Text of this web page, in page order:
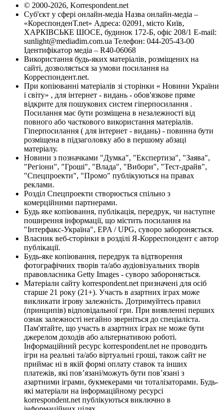
© 2000-2026, Korrespondent.net
Суб'єкт у сфері онлайн-медіа Назва онлайн-медіа –
«КореспонденТ.net» Адреса: 02091, місто Київ,
ХАРКІВСЬКЕ ШОСЕ, будинок 172-Б, офіс 208/1 E-mail:
sunlight@mediadim.com.ua Телефон: 044-205-43-00
Ідентифікатор медіа – R40-06068
Використання будь-яких матеріалів, розміщених на
сайті, дозволяється за умови посилання на
Корреспондент.net.
При копіюванні матеріалів зі сторінки « Новини України
і світу» , для інтернет - видань - обов'язкове пряме
відкрите для пошукових систем гіперпосилання .
Посилання має бути розміщена в незалежності від
повного або часткового використання матеріалів.
Гіперпосилання ( для інтернет - видань) - повинна бути
розміщена в підзаголовку або в першому абзаці
матеріалу.
Новини з позначками "Думка", "Експертиза", "Заява",
"Регіони", "Гроші", "Влада", "Вибори", "Тест-драйв",
"Спецпроекти", "Промо" публікуються на правах
реклами.
Розділ Спецпроекти створюється спільно з
комерційними партнерами.
Будь яке копіювання, публікація, передрук, чи наступне
поширення інформації, що містить посилання на
"Інтерфакс-Україна", EPA / UPG, суворо забороняється.
Власник веб-сторінки в розділі Я-Корреспондент є автор
публікації.
Будь-яке копіювання, передрук та відтворення
фотографічних творів та/або аудіовізуальних творів
правовласника Getty Images - суворо забороняється.
Матеріали сайту korrespondent.net призначені для осіб
старше 21 року (21+). Участь в азартних іграх може
викликати ігрову залежність. Дотримуйтесь правил
(принципів) відповідальної гри. При виявленні перших
ознак залежності негайно зверніться до спеціаліста.
Пам'ятайте, що участь в азартних іграх не може бути
джерелом доходів або альтернативою роботі.
Інформаційний ресурс korrespondent.net не проводить
ігри на реальні та/або віртуальні гроші, також сайт не
приймає ні в якій формі оплату ставок та інших
платежів, які пов’язані/можуть бути пов’язані з
азартними іграми, букмекерами чи тоталізаторами. Будь-
які матеріали на інформаційному ресурсі
korrespondent.net публікуються виключно в